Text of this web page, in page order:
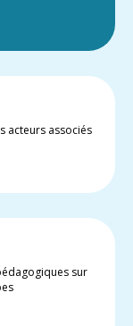
acteurs associés
sur